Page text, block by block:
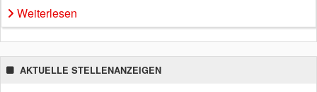
Weiterlesen
AKTUELLE STELLENANZEIGEN